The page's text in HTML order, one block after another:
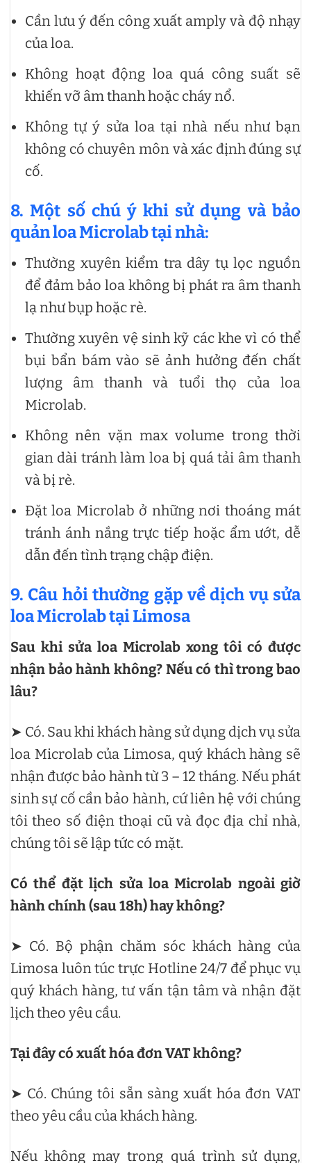
Cần lưu ý đến công xuất amply và độ nhạy
của loa.
Không hoạt động loa quá công suất sẽ
khiến vỡ âm thanh hoặc cháy nổ.
Không tự ý sửa loa tại nhà nếu như bạn
không có chuyên môn và xác định đúng sự
cố.
8. Một số chú ý khi sử dụng và bảo
quản loa Microlab tại nhà:
Thường xuyên kiểm tra dây tụ lọc nguồn
để đảm bảo loa không bị phát ra âm thanh
lạ như bụp hoặc rè.
Thường xuyên vệ sinh kỹ các khe vì có thể
bụi bẩn bám vào sẽ ảnh hưởng đến chất
lượng âm thanh và tuổi thọ của loa
Microlab.
Không nên vặn max volume trong thời
gian dài tránh làm loa bị quá tải âm thanh
và bị rè.
Đặt loa Microlab ở những nơi thoáng mát
tránh ánh nắng trực tiếp hoặc ẩm ướt, dễ
dẫn đến tình trạng chập điện.
9. Câu hỏi thường gặp về dịch vụ sửa
loa Microlab tại Limosa
Sau khi sửa loa Microlab xong tôi có được
nhận bảo hành không? Nếu có thì trong bao
lâu?
➤ Có. Sau khi khách hàng sử dụng dịch vụ sửa
loa Microlab của Limosa, quý khách hàng sẽ
nhận được bảo hành từ 3 – 12 tháng. Nếu phát
sinh sự cố cần bảo hành, cứ liên hệ với chúng
tôi theo số điện thoại cũ và đọc địa chỉ nhà,
chúng tôi sẽ lập tức có mặt.
Có thể đặt lịch sửa loa Microlab ngoài giờ
hành chính (sau 18h) hay không?
➤ Có. Bộ phận chăm sóc khách hàng của
Limosa luôn túc trực Hotline 24/7 để phục vụ
quý khách hàng, tư vấn tận tâm và nhận đặt
lịch theo yêu cầu.
Tại đây có xuất hóa đơn VAT không?
➤ Có. Chúng tôi sẵn sàng xuất hóa đơn VAT
theo yêu cầu của khách hàng.
Nếu không may trong quá trình sử dụng,